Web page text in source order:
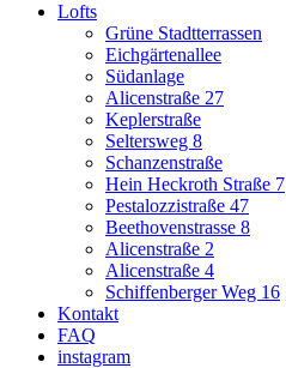
Lofts
Grüne Stadtterrassen
Eichgärtenallee
Südanlage
Alicenstraße 27
Keplerstraße
Seltersweg 8
Schanzenstraße
Hein Heckroth Straße 7
Pestalozzistraße 47
Beethovenstrasse 8
Alicenstraße 2
Alicenstraße 4
Schiffenberger Weg 16
Kontakt
FAQ
instagram